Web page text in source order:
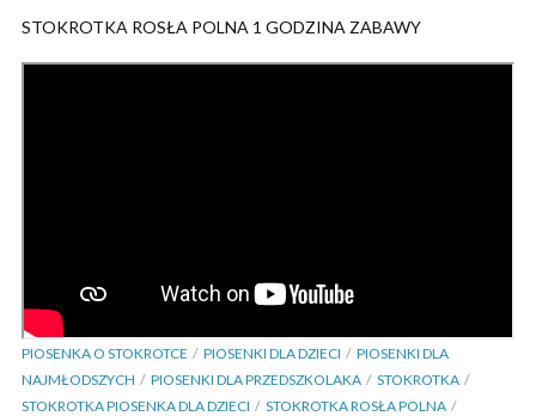
STOKROTKA ROSŁA POLNA 1 GODZINA ZABAWY
PIOSENKA O STOKROTCE PIOSENKI DLA DZIECI
PIOSENKI DLA
NAJMŁODSZYCH
PIOSENKI DLA PRZEDSZKOLAKA
STOKROTKA
STOKROTKA PIOSENKA DLA DZIECI
STOKROTKA ROSŁA POLNA